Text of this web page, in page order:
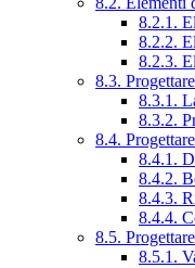
8.2.1.
8.2.2.
8.2.3.
8.3.
8.3.1.
8.3.2.
8.4.
8.4.1.
8.4.2.
8.4.3.
8.4.4.
8.5.
8.5.1.